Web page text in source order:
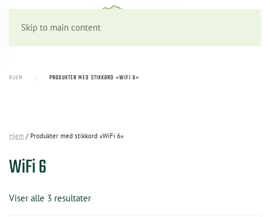
Skip to main content
HJEM PRODUKTER MED STIKKORD «WIFI 6»
Hjem / Produkter med stikkord «WiFi 6»
WiFi 6
Viser alle 3 resultater